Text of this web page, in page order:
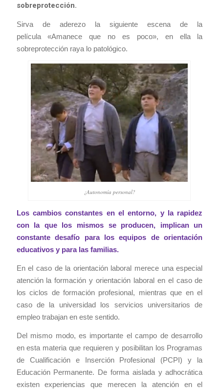
sobreprotección.
Sirva de aderezo la siguiente escena de la
película «Amanece que no es poco», en ella la
sobreprotección raya lo patológico.
¿Autonomía personal?
Los cambios constantes en el entorno, y la rapidez
con la que los mismos se producen, implican un
constante desafío para los equipos de orientación
educativos y para las familias.
En el caso de la orientación laboral merece una especial
atención la formación y orientación laboral en el caso de
los ciclos de formación profesional, mientras que en el
caso de la universidad los servicios universitarios de
empleo trabajan en este sentido.
Del mismo modo, es importante el campo de desarrollo
en esta materia que requieren y posibilitan los Programas
de Cualificación e Inserción Profesional (PCPI) y la
Educación Permanente. De forma aislada y adhocrática
existen experiencias que merecen la atención en el